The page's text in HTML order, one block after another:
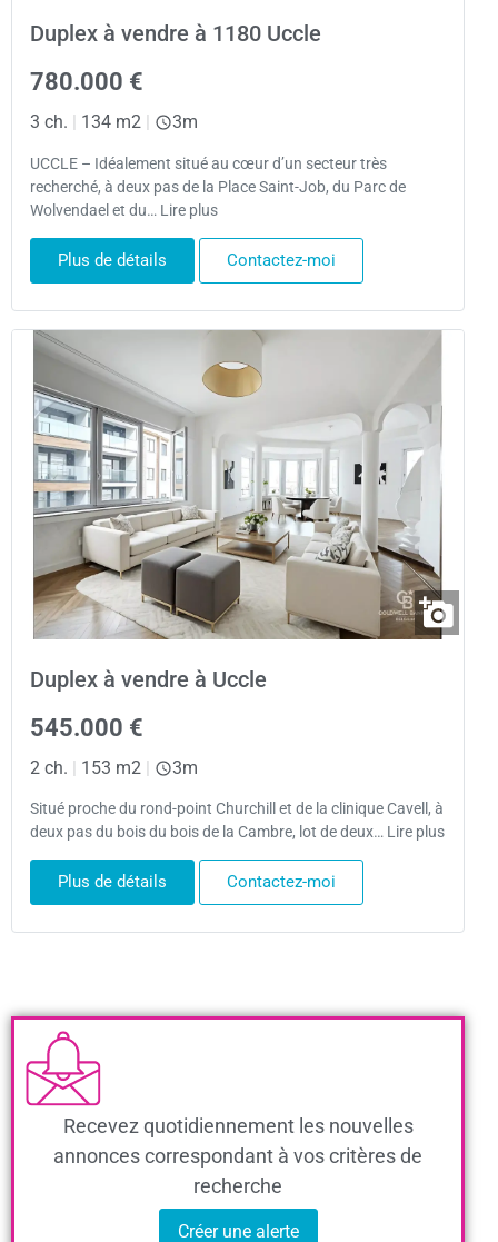
Duplex à vendre à 1180 Uccle
780.000 €
3 ch. 134 m2 3m
UCCLE – Idéalement situé au cœur d’un secteur très
recherché, à deux pas de la Place Saint-Job, du Parc de
Wolvendael et du… Lire plus
Plus de détails Contactez-moi
Duplex à vendre à Uccle
545.000 €
2 ch. | 153 m2 | 3m
Situé proche du rond-point Churchill et de la clinique Cavell, à
deux pas du bois du bois de la Cambre, lot de deux… Lire plus
Plus de détails Contactez-moi
Recevez quotidiennement les nouvelles
annonces correspondant à vos critères de
recherche
Créer une alerte